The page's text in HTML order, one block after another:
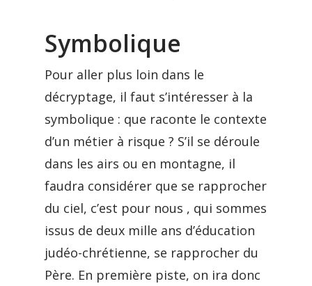
Symbolique
Pour aller plus loin dans le
décryptage, il faut s’intéresser à la
symbolique : que raconte le contexte
d’un métier à risque ? S’il se déroule
dans les airs ou en montagne, il
faudra considérer que se rapprocher
du ciel, c’est pour nous , qui sommes
issus de deux mille ans d’éducation
judéo-chrétienne, se rapprocher du
Père. En première piste, on ira donc